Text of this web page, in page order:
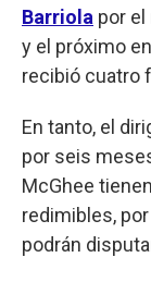
Barriola por
y el próximo
recibió cuatro
En tanto, el
por seis
McGhee
redimibles,
podrán